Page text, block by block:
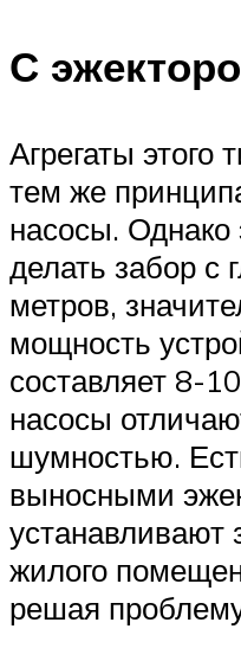
С
Агрегаты этого
тем же
насосы. Однако
делать забор с
метров,
мощность
составляет 8-
насосы
шумностью.
выносными
устанавливают
жилого
решая